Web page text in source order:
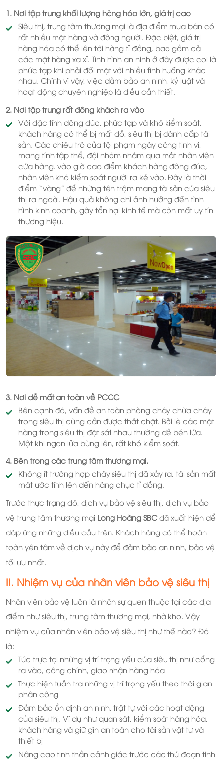
1. Nơi tập trung khối lượng hàng hóa lớn, giá trị cao
Siêu thị, trung tâm thương mại là địa điểm mua bán có
rất nhiều mặt hàng và đông người. Đặc biệt, giá trị
hàng hóa có thể lên tới hàng tỉ đồng, bao gồm cả
các mặt hàng xa xỉ. Tình hình an ninh ở đây được coi là
phức tạp khi phải đối mặt với nhiều tình huống khác
nhau. Chính vì vậy, việc đảm bảo an ninh, kỷ luật và
hoạt động chuyên nghiệp là điều cần thiết.
2. Nơi tập trung rất đông khách ra vào
Với đặc tính đông đúc, phức tạp và khó kiểm soát,
khách hàng có thể bị mất đồ, siêu thị bị đánh cắp tài
sản. Các chiêu trò của tội phạm ngày càng tinh vi,
mang tính tập thể, đội nhóm nhằm qua mắt nhân viên
cửa hàng. vào giờ cao điểm khách hàng đông đúc,
nhân viên khó kiểm soát người ra kẻ vào. Đây là thời
điểm “vàng” để những tên trộm mang tài sản của siêu
thị ra ngoài. Hậu quả không chỉ ảnh hưởng đến tình
hình kinh doanh, gây tổn hại kinh tế mà còn mất uy tín
thương hiệu.
3. Nơi dễ mất an toàn về PCCC
Bên cạnh đó, vấn đề an toàn phòng cháy chữa cháy
trong siêu thị cũng cần được thắt chặt. Bởi lẽ các mặt
hàng trong siêu thị đặt sát nhau thường dễ bén lửa.
Một khi ngon lửa bùng lên, rất khó kiểm soát.
4. Bên trong các trung tâm thương mại.
Không ít trường hợp cháy siêu thị đã xảy ra, tài sản mất
mát ước tính lên đến hàng chục tỉ đồng.
Trước thực trạng đó, dịch vụ bảo vệ siêu thị, dịch vụ bảo
vệ trung tâm thương mại Long Hoàng SBC đã xuất hiện để
đáp ứng những điều cầu trên. Khách hàng có thể hoàn
toàn yên tâm về dịch vụ này để đảm bảo an ninh, bảo vệ
tối ưu nhất.
II. Nhiệm vụ của nhân viên bảo vệ siêu thị
Nhân viên bảo vệ luôn là nhân sự quen thuộc tại các địa
điểm như siêu thị, trung tâm thương mại, nhà kho. Vậy
nhiệm vụ của nhân viên bảo vệ siêu thị như thế nào? Đó
là:
Túc trực tại những vị trí trọng yếu của siêu thị như cổng
ra vào, công chính, giao nhận hàng hóa
Thực hiện tuần tra những vị trí trọng yếu theo thời gian
phân công
Đảm bảo ổn định an ninh, trật tự với các hoạt động
của siêu thị. Ví dụ như quan sát, kiểm soát hàng hóa,
khách hàng và giữ gìn an toàn cho tài sản vật tư và
thiết bị
Nâng cao tinh thần cảnh giác trước các thủ đoạn tinh